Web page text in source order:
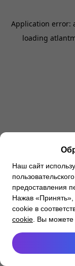
Application error:
loading
Наш сайт
предоставления
Нажав «Принять»,
cookie в
cookie . Вы можете